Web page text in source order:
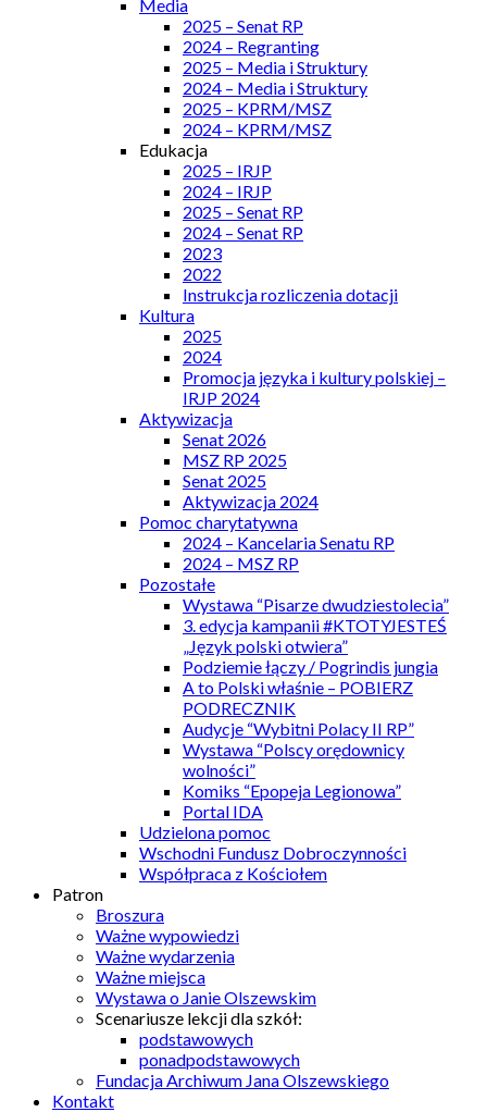
Media
2025 – Senat RP
2024 – Regranting
2025 – Media i Struktury
2024 – Media i Struktury
2025 – KPRM/MSZ
2024 – KPRM/MSZ
Edukacja
2025 – IRJP
2024 – IRJP
2025 – Senat RP
2024 – Senat RP
2023
2022
Instrukcja rozliczenia dotacji
Kultura
2025
2024
Promocja języka i kultury polskiej –
IRJP 2024
Aktywizacja
Senat 2026
MSZ RP 2025
Senat 2025
Aktywizacja 2024
Pomoc charytatywna
2024 – Kancelaria Senatu RP
2024 – MSZ RP
Pozostałe
Wystawa “Pisarze dwudziestolecia”
3. edycja kampanii #KTOTYJESTEŚ
„Język polski otwiera”
Podziemie łączy / Pogrindis jungia
A to Polski właśnie – POBIERZ
PODRECZNIK
Audycje “Wybitni Polacy II RP”
Wystawa “Polscy orędownicy
wolności”
Komiks “Epopeja Legionowa”
Portal IDA
Udzielona pomoc
Wschodni Fundusz Dobroczynności
Współpraca z Kościołem
Patron
Broszura
Ważne wypowiedzi
Ważne wydarzenia
Ważne miejsca
Wystawa o Janie Olszewskim
Scenariusze lekcji dla szkół:
podstawowych
ponadpodstawowych
Fundacja Archiwum Jana Olszewskiego
Kontakt